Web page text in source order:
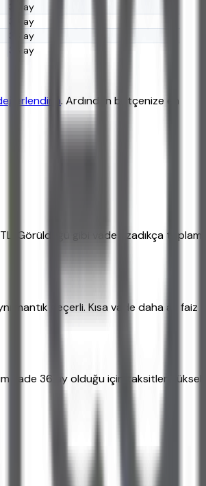
36 ay
36 ay
36 ay
36 ay
. Ardından bütçenize en
Görüldüğü gibi vade uzadıkça toplam
mantık geçerli. Kısa vade daha az faiz
vade 36 ay olduğu için taksitler yüksek